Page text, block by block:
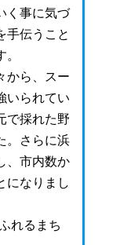
く事に気づ
手伝うこと
から、スー
いられてい
で採れた野
。さらに浜
、市内数か
になりまし
れるまち